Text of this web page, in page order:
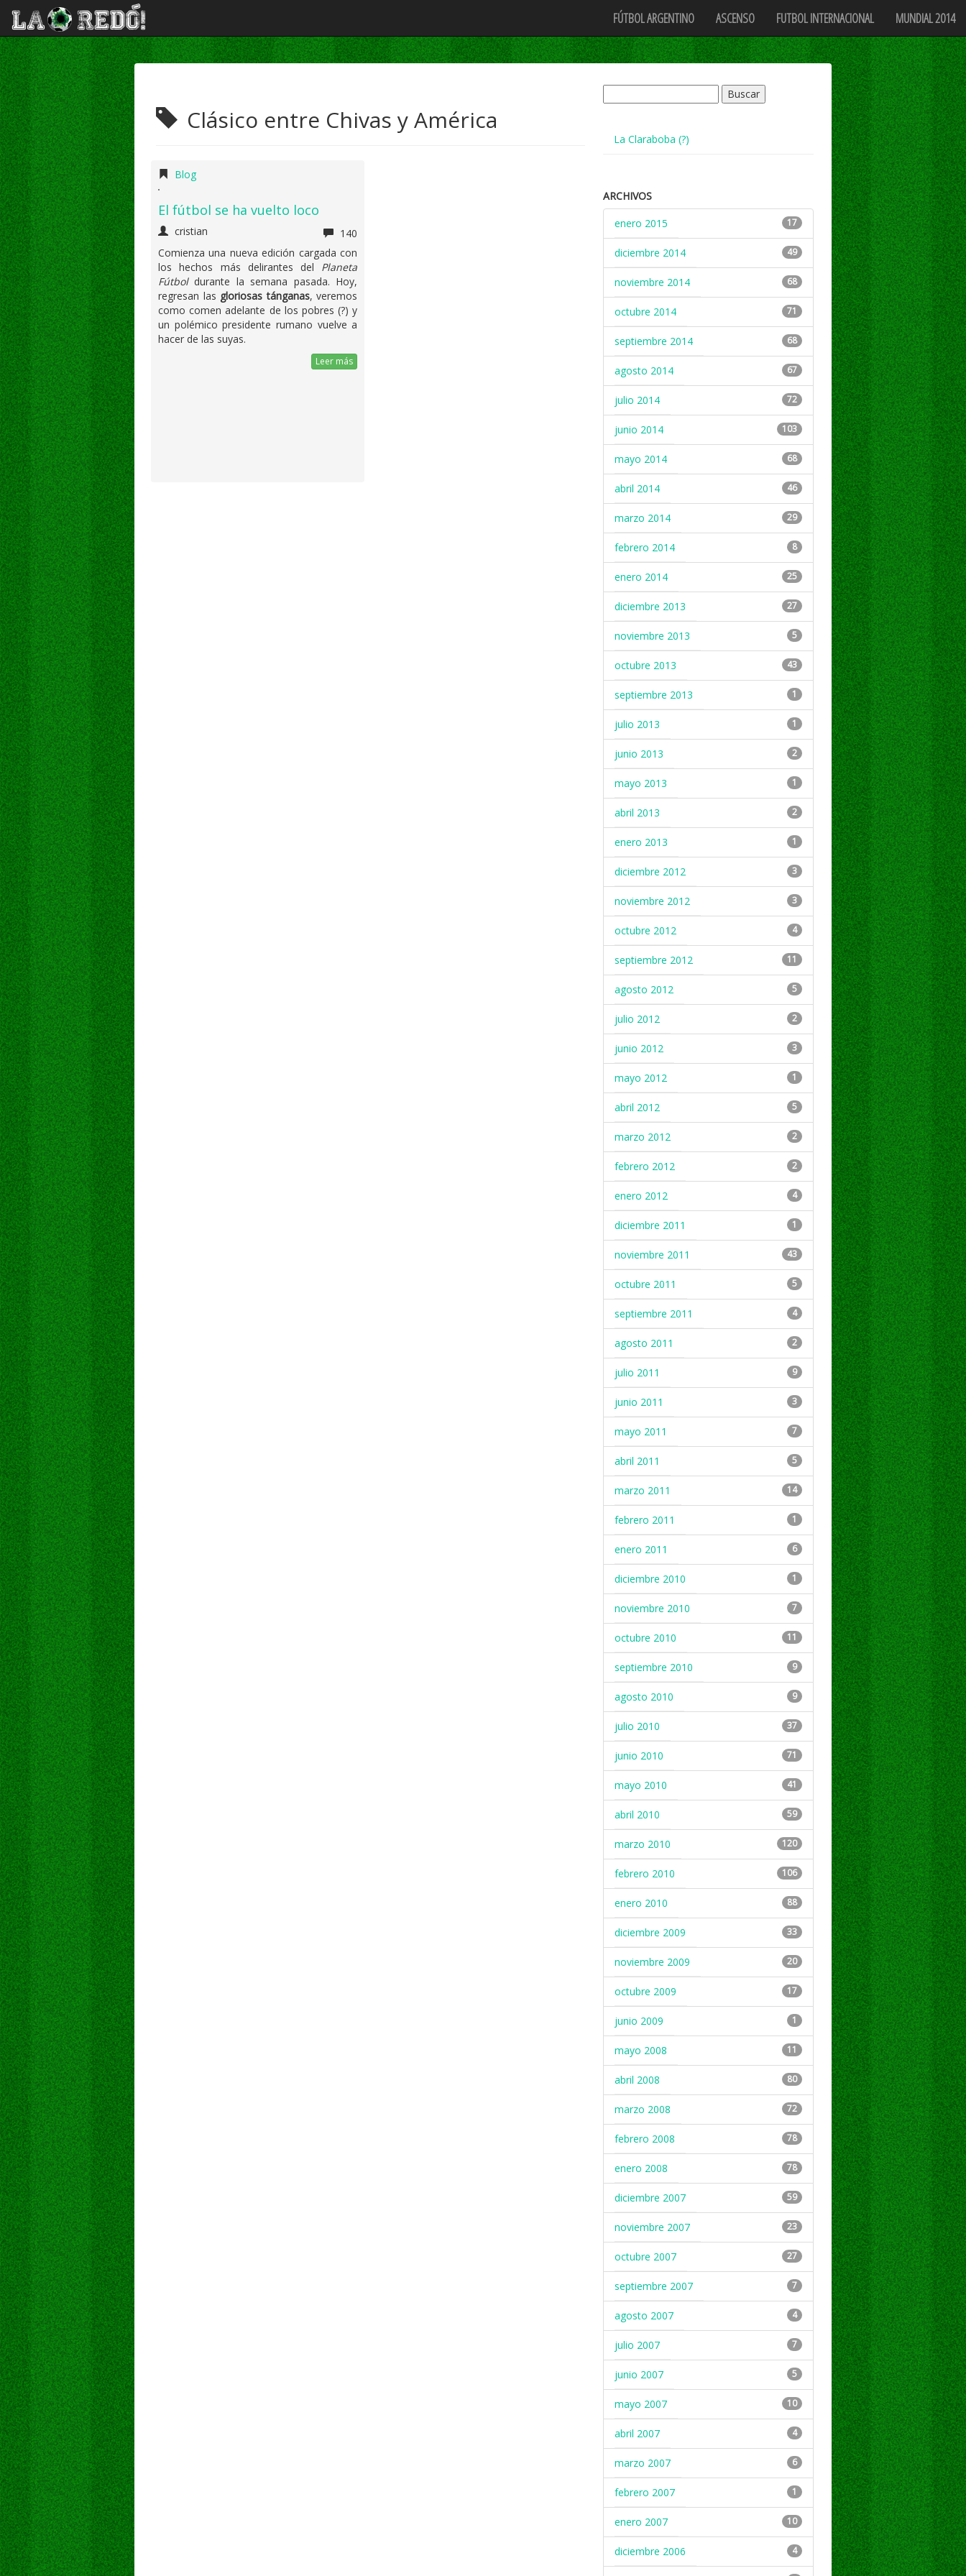
FÚTBOL ARGENTINO ASCENSO FUTBOL INTERNACIONAL MUNDIAL 2014
Clásico entre Chivas y América
Blog
El fútbol se ha vuelto loco
cristian
140
Comienza una nueva edición cargada con
los hechos más delirantes del Planeta
Fútboldurante la semana pasada. Hoy,
regresan las gloriosas tánganas, veremos
como comen adelante de los pobres (?) y
un polémico presidente rumano vuelve a
hacer de las suyas.
Leer más
La Claraboba (?)
ARCHIVOS
enero 2015
17
diciembre 2014 49
noviembre 2014 68
octubre 2014 71
septiembre 2014 68
agosto 2014 67
julio 2014 72
junio 2014 103
mayo 2014 68
abril 2014 46
marzo 2014 29
febrero 2014 8
enero 2014 25
diciembre 2013 27
noviembre 2013 5
octubre 2013 43
septiembre 2013 1
julio 2013 1
junio 2013 2
mayo 2013 1
abril 2013 2
enero 2013 1
diciembre 2012 3
noviembre 2012 3
octubre 2012 4
septiembre 2012 11
agosto 2012 5
julio 2012 2
junio 2012 3
mayo 2012 1
abril 2012 5
marzo 2012 2
febrero 2012 2
enero 2012 4
diciembre 2011 1
noviembre 2011 43
octubre 2011 5
septiembre 2011 4
agosto 2011 2
julio 2011 9
junio 2011 3
mayo 2011 7
abril 2011 5
marzo 2011 14
febrero 2011 1
enero 2011 6
diciembre 2010 1
noviembre 2010 7
octubre 2010 11
septiembre 2010 9
agosto 2010 9
julio 2010 37
junio 2010 71
mayo 2010 41
abril 2010 59
marzo 2010 120
febrero 2010 106
enero 2010 88
diciembre 2009 33
noviembre 2009 20
octubre 2009 17
junio 2009 1
mayo 2008 11
abril 2008 80
marzo 2008 72
febrero 2008 78
enero 2008 78
diciembre 2007 59
noviembre 2007 23
octubre 2007 27
septiembre 2007 7
agosto 2007 4
julio 2007 7
junio 2007 5
mayo 2007 10
abril 2007 4
marzo 2007 6
febrero 2007 1
enero 2007 10
diciembre 2006 4